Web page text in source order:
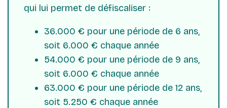
qui lui permet de défiscaliser :
36.000 € pour une période de 6 ans,
soit 6.000 € chaque année
54.000 € pour une période de 9 ans,
soit 6.000 € chaque année
63.000 € pour une période de 12 ans,
soit 5.250 € chaque année